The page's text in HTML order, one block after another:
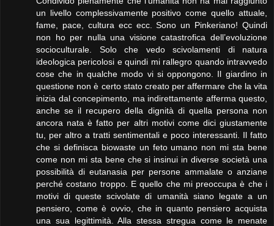
un livello complessivamente positivo come quello attuale,
fame, pace, cultura ecc ecc. Sono un Pinkeriano! Quindi
non ho per nulla una visione catastrofica dell’evoluzione
socioculturale. Solo che vedo scivolamenti di natura
ideologica pericolosi e quindi mi rallegro quando intravvedo
cose che in qualche modo vi si oppongono. Il giardino in
questione non è certo stato creato per affermare che la vita
inizia dal concepimento, ma indirettamente afferma questo,
anche se il recupero della dignità di quella persona non
ancora nata è fatto per altri motivi come dici giustamente
tu, per altro a tratti sentimentali e poco interessanti. Il fatto
che si definisca biowaste un feto umano non mi sta bene
come non mi sta bene che si insinui in diverse società una
possibilità di eutanasia per persone ammalate o anziane
perché costano troppo. E quello che mi preoccupa è che i
motivi di queste scivolate di umanità siano legate a un
pensiero, come è ovvio, che in quanto pensiero acquista
una sua legittimità. Alla stessa stregua come le menate